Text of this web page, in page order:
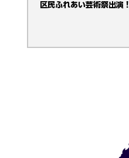
区民ふれあい芸術祭出演！